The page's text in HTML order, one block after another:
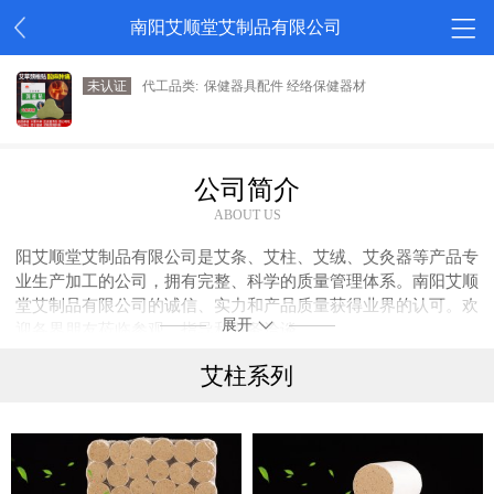
南阳艾顺堂艾制品有限公司
未认证 代工品类: 保健器具配件 经络保健器材
公司简介
ABOUT US
阳艾顺堂艾制品有限公司是艾条、艾柱、艾绒、艾灸器等产品专
业生产加工的公司，拥有完整、科学的质量管理体系。南阳艾顺
堂艾制品有限公司的诚信、实力和产品质量获得业界的认可。欢
迎各界朋友莅临参观、指导和业务洽谈。
展开
艾柱系列